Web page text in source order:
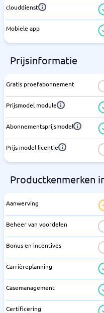
clouddienst
Mobiele app
Prijsinformatie
Gratis proefabonnement
Prijsmodel module
Abonnementsprijsmodel
Prijs model licentie
Productkenmerken
Aanwerving
Beheer van voordelen
Bonus en incentives
Carrièreplanning
Casemanagement
Certificering